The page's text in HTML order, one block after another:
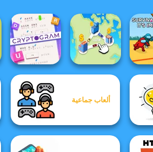
Cryptogram:
Word Brain
Puzzle
It
ألعاب جماعية